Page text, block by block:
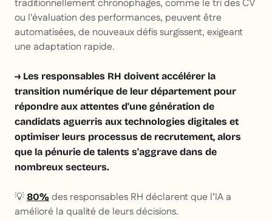
traditionnellement chronophages, comme le tri des CV
ou l'évaluation des performances, peuvent être
automatisées, de nouveaux défis surgissent, exigeant
une adaptation rapide.
→ Les responsables RH doivent accélérer la
transition numérique de leur département pour
répondre aux attentes d'une génération de
candidats aguerris aux technologies digitales et
optimiser leurs processus de recrutement, alors
que la pénurie de talents s'aggrave dans de
nombreux secteurs.
💡 80% des responsables RH déclarent que l’IA a
amélioré la qualité de leurs décisions.